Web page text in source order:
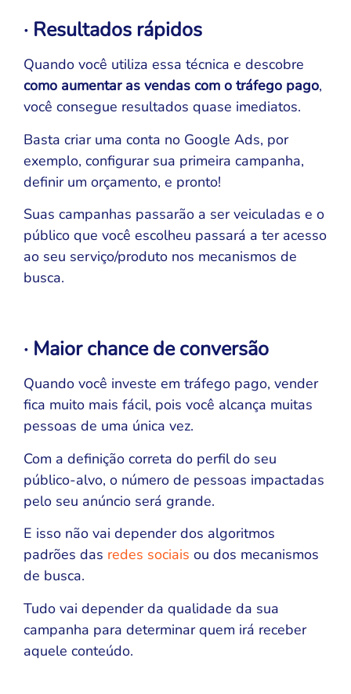
· Resultados rápidos
Quando você utiliza essa técnica e descobre
como aumentar as vendas com o tráfego pago,
você consegue resultados quase imediatos.
Basta criar uma conta no Google Ads, por
exemplo, configurar sua primeira campanha,
definir um orçamento, e pronto!
Suas campanhas passarão a ser veiculadas e o
público que você escolheu passará a ter acesso
ao seu serviço/produto nos mecanismos de
busca.
· Maior chance de conversão
Quando você investe em tráfego pago, vender
fica muito mais fácil, pois você alcança muitas
pessoas de uma única vez.
Com a definição correta do perfil do seu
público-alvo, o número de pessoas impactadas
pelo seu anúncio será grande.
E isso não vai depender dos algoritmos
padrões das redes sociais ou dos mecanismos
de busca.
Tudo vai depender da qualidade da sua
campanha para determinar quem irá receber
aquele conteúdo.